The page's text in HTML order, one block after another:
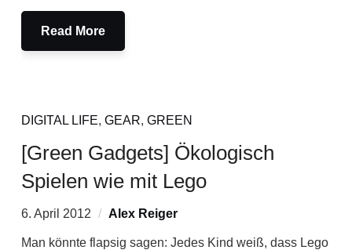
Read More
DIGITAL LIFE, GEAR, GREEN
[Green Gadgets] Ökologisch
Spielen wie mit Lego
6. April 2012 Alex Reiger
Man könnte flapsig sagen: Jedes Kind weiß, dass Lego